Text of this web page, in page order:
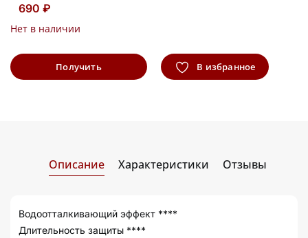
690 ₽
Нет в наличии
Получить В избранное
Описание Характеристики Отзывы
Водоотталкивающий эффект ****
Длительность защиты ****